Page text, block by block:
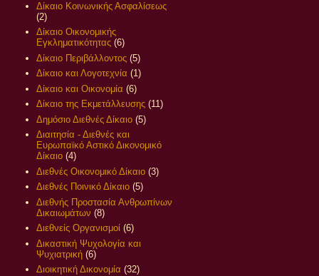
Δίκαιο Κοινωνικής Ασφαλίσεως
(2)
Δίκαιο Οικονομικής
Εγκληματικότητας (6)
Δίκαιο Περιβάλλοντος (5)
Δίκαιο και Λογοτεχνία (1)
Δίκαιο και Οικονομία (6)
Δίκαιο της Εκμετάλλευσης (11)
Δημόσιο Διεθνές Δίκαιο (5)
Διαιτησία - Διεθνές και
Ευρωπαϊκό Αστικό Δικονομικό
Δίκαιο (4)
Διεθνές Οικονομικό Δίκαιο (3)
Διεθνές Ποινικό Δίκαιο (5)
Διεθνής Προστασία Ανθρωπίνων
Δικαιωμάτων (8)
Διεθνείς Οργανισμοί (6)
Δικαστική Ψυχολογία και
Ψυχιατρική (6)
Διοικητική Δικονομία (32)